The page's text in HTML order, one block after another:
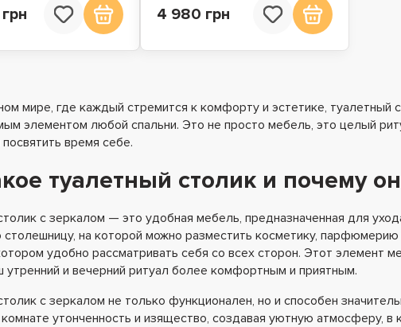
4 980 грн
мире, где каждый стремится к комфорту и эстетике, туалетный
элементом любой спальни. Это не просто мебель, это целый
время себе.
туалетный столик и почему
с зеркалом — это удобная мебель, предназначенная для
на которой можно разместить косметику,
удобно рассматривать себя со всех сторон. Этот элемент
утренний и вечерний ритуал более комфортным и приятным.
с зеркалом не только функционален, но и способен
утонченность и изящество, создавая уютную атмосферу, в